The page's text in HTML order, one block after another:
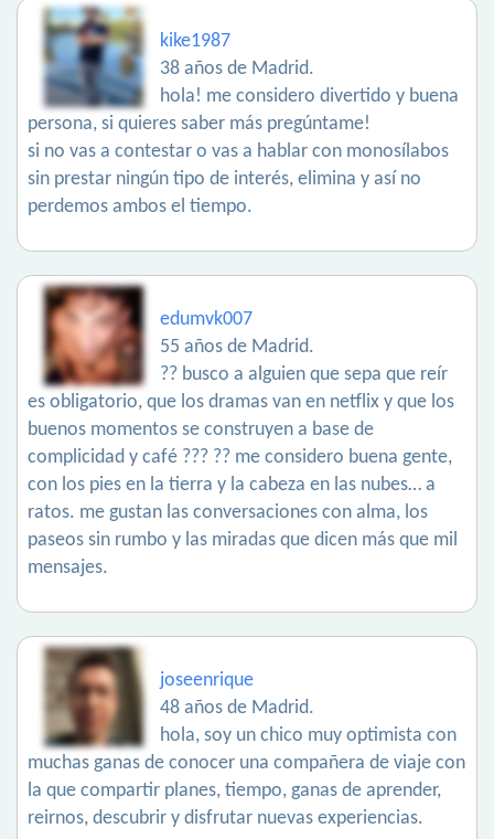
kike1987
38 años de Madrid.
hola! me considero divertido y buena
persona, si quieres saber más pregúntame!
si no vas a contestar o vas a hablar con monosílabos
sin prestar ningún tipo de interés, elimina y así no
perdemos ambos el tiempo.
edumvk007
55 años de Madrid.
?? busco a alguien que sepa que reír
es obligatorio, que los dramas van en netflix y que los
buenos momentos se construyen a base de
complicidad y café ??? ?? me considero buena gente,
con los pies en la tierra y la cabeza en las nubes… a
ratos. me gustan las conversaciones con alma, los
paseos sin rumbo y las miradas que dicen más que mil
mensajes.
joseenrique
48 años de Madrid.
hola, soy un chico muy optimista con
muchas ganas de conocer una compañera de viaje con
la que compartir planes, tiempo, ganas de aprender,
reirnos, descubrir y disfrutar nuevas experiencias.